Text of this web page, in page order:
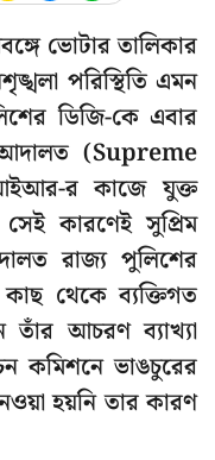
ভোটার তালিকার
পরিস্থিতি এমন
ডিজি-কে এবার
(Supreme
র কাজে যুক্ত
কারণেই সুপ্রিম
রাজ্য পুলিশের
কাছ থেকে ব্যক্তিগত
তাঁর আচরণ ব্যাখ্যা
কমিশনে ভাঙচুরের
হয়নি তার কারণ